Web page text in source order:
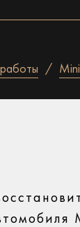
Mini